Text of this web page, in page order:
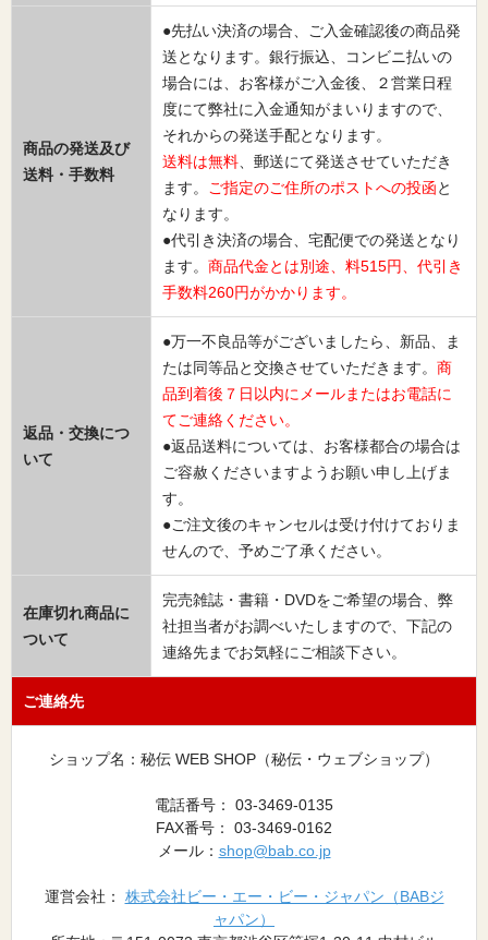
商品の発送及び
送料・手数料
●先払い決済の場合、ご入金確認後の商品発
送となります。銀行振込、コンビニ払いの
場合には、お客様がご入金後、２営業日程
度にて弊社に入金通知がまいりますので、
それからの発送手配となります。
送料は無料 、郵送にて発送させていただき
ます。
ご指定のご住所のポストへの投函と
なります。
●代引き決済の場合、宅配便での発送となり
ます。 商品代金とは別途、料515円、代引き
手数料260円がかかります。
返品・交換につ
いて
●万一不良品等がございましたら、新品、ま
たは同等品と交換させていただきます。 商
品到着後７日以内にメールまたはお電話に
てご連絡ください。
●返品送料については、お客様都合の場合は
ご容赦くださいますようお願い申し上げま
す。
●ご注文後のキャンセルは受け付けておりま
せんので、予めご了承ください。
在庫切れ商品に
ついて
完売雑誌・書籍・DVDをご希望の場合、弊
社担当者がお調べいたしますので、下記の
連絡先までお気軽にご相談下さい。
ご連絡先
ショップ名：秘伝 WEB SHOP（秘伝・ウェブショップ）
電話番号： 03-3469-0135
FAX番号： 03-3469-0162
メール： shop@bab.co.jp
運営会社： 株式会社ビー・エー・ビー・ジャパン（BABジ
ャパン）